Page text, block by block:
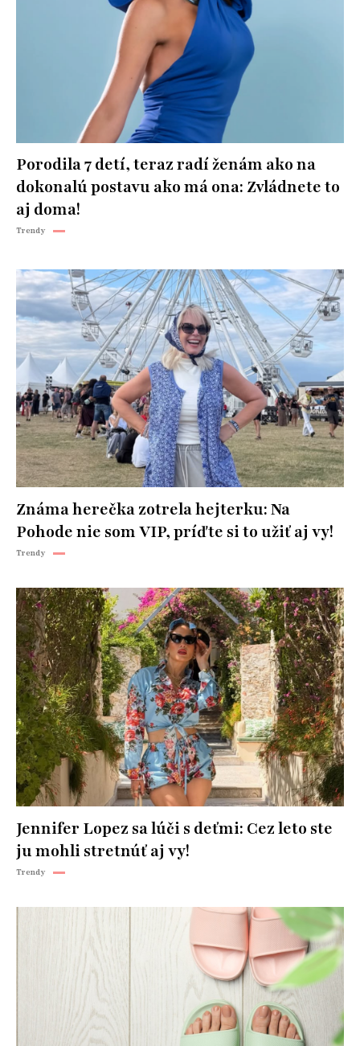
Porodila 7 detí, teraz radí ženám ako na
dokonalú postavu ako má ona: Zvládnete to
aj doma!
Trendy
Známa herečka zotrela hejterku: Na
Pohode nie som VIP, príďte si to užiť aj vy!
Trendy
Jennifer Lopez sa lúči s deťmi: Cez leto ste
ju mohli stretnúť aj vy!
Trendy